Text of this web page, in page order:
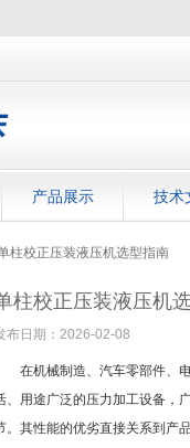
产品展示 技术
柱校正压装液压机选型指南
柱校正压装液压机
布日期：2026-02-08
在机械制造、汽车零部件、电
、用途广泛的压力加工设备，
。其性能的优劣直接关系到产